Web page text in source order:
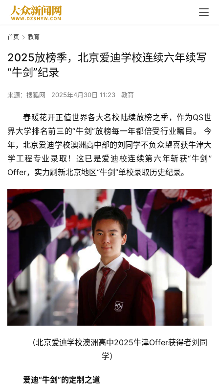
首页 教育
2025放榜季，北京爱迪学校连续六年续写
“牛剑”纪录
来源：搜狐网 2025年4月30日 11:23 教育
春暖花开正值世界各大名校陆续放榜之季，作为QS世
界大学排名前三的“牛剑”放榜每一年都倍受行业瞩目。 今
年，北京爱迪学校澳洲高中部的刘同学不负众望喜获牛津大
学工程专业录取！这已是爱迪校连续第六年斩获“牛剑”
Offer，实力刷新北京地区“牛剑”单校录取历史纪录。
（北京爱迪学校澳洲高中2025牛津Offer获得者刘同
学）
爱迪“牛剑”的定制之道